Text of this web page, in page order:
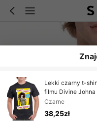
Lekki czarny t-
filmu Divine Johna
w pralce,
Czarne
38,25zł